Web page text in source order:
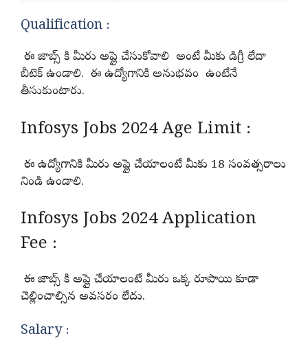
Qualification :
ఈ జాబ్స్ కి మీరు అప్లై చేసుకోవాలి అంటే మీకు డిగ్రీ లేదా
బీటెక్ ఉండాలి. ఈ ఉద్యోగానికి అనుభవం ఉంటేనే
తీసుకుంటారు.
Infosys Jobs 2024 Age Limit :
ఈ ఉద్యోగానికి మీరు అప్లై చేయాలంటే మీకు 18 సంవత్సరాలు
నిండి ఉండాలి.
Infosys Jobs 2024 Application
Fee :
ఈ జాబ్స్ కి అప్లై చేయాలంటే మీరు ఒక్క రూపాయి కూడా
చెల్లించాల్సిన అవసరం లేదు.
Salary :